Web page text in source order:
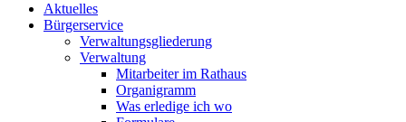
Aktuelles
Bürgerservice
Verwaltungsgliederung
Verwaltung
Mitarbeiter im Rathaus
Organigramm
Was erledige ich wo